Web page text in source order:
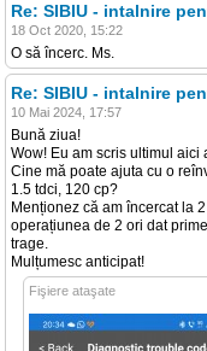
Re: SIBIU - intalnire
18 Oct 2020, 15:22
O să încerc. Ms.
Re: SIBIU - intalnire
10 Mai 2024, 17:57
Bună ziua!
Wow! Eu am scris ultimul aici
Cine mă poate ajuta cu o
1.5 tdci, 120 cp?
Menționez că am încercat la
operațiunea de 2 ori dat
trage.
Mulțumesc anticipat!
Fişiere ataşate